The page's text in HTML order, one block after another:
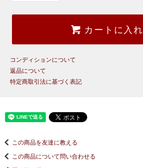
カートに入
コンディションについて
返品について
特定商取引法に基づく表記
この商品を友達に教える
この商品について問い合わせる